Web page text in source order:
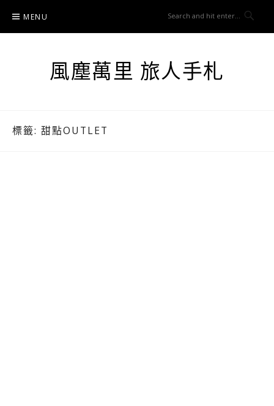
content
MENU
風塵萬里 旅人手札
標籤: 甜點OUTLET